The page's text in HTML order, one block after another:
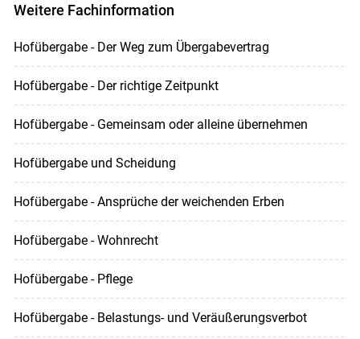
Weitere Fachinformation
Hofübergabe - Der Weg zum Übergabevertrag
Hofübergabe - Der richtige Zeitpunkt
Hofübergabe - Gemeinsam oder alleine übernehmen
Hofübergabe und Scheidung
Hofübergabe - Ansprüche der weichenden Erben
Hofübergabe - Wohnrecht
Hofübergabe - Pflege
Hofübergabe - Belastungs- und Veräußerungsverbot